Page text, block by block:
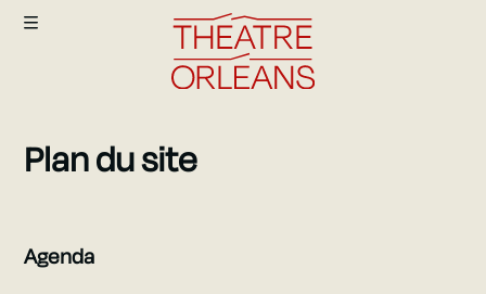
Aller au contenu principal
Plan du site
Agenda
Agenda
Infos pratiques